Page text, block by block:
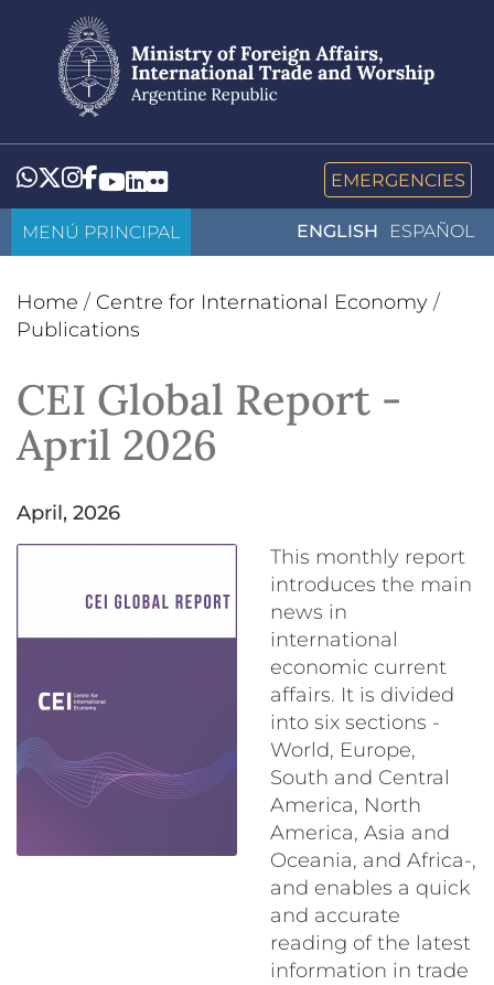
content
Whatsapp
Twitter
Instagram
Facebook
YouTube
LinkedIn
Flickr EMERGENCIES
ENGLISH ESPAÑOL
MENÚ PRINCIPAL
Home / Centre for International Economy /
Publications
CEI Global Report -
April 2026
April, 2026
This monthly report
introduces the main
news in
international
economic current
affairs. It is divided
into six sections -
World, Europe,
South and Central
America, North
America, Asia and
Oceania, and Africa-,
and enables a quick
and accurate
reading of the latest
information in trade